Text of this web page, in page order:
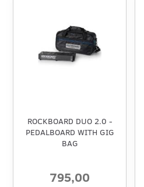
ROCKBOARD DUO 2.0 -
PEDALBOARD WITH GIG
BAG
795,00